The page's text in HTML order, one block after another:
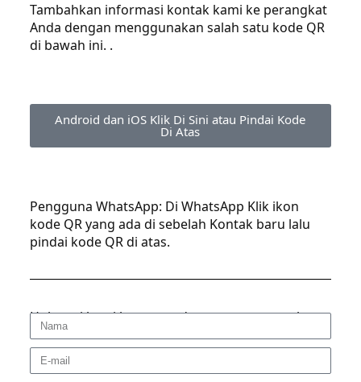
Tambahkan informasi kontak kami ke perangkat
Anda dengan menggunakan salah satu kode QR
di bawah ini. .
Android dan iOS Klik Di Sini atau Pindai Kode
Di Atas
Pengguna WhatsApp: Di WhatsApp Klik ikon
kode QR yang ada di sebelah Kontak baru lalu
pindai kode QR di atas.
Hubungi kami langsung dengan menggunakan
formulir online berikut: